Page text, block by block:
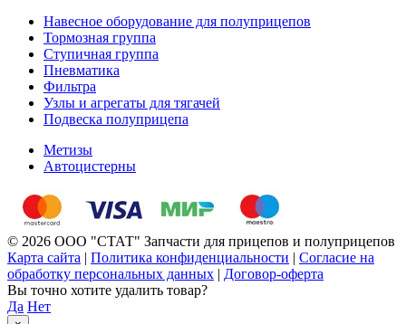
Навесное оборудование для полуприцепов
Тормозная группа
Ступичная группа
Пневматика
Фильтра
Узлы и агрегаты для тягачей
Подвеска полуприцепа
Метизы
Автоцистерны
© 2026 ООО "СТАТ" Запчасти для прицепов и полуприцепов
Карта сайта | Политика конфиденциальности | Согласие на
обработку персональных данных | Договор-оферта
Вы точно хотите удалить товар?
Да Нет